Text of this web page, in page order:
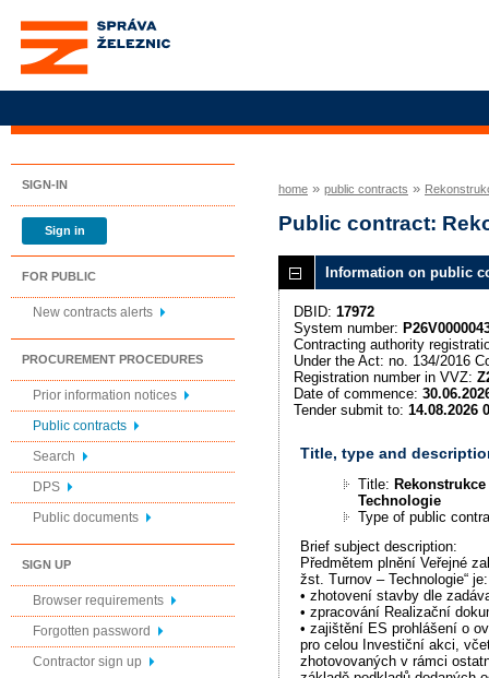
Správa železnic, státní
organizace
SIGN-IN
Sign in
FOR PUBLIC
New contracts alerts
PROCUREMENT PROCEDURES
Prior information notices
Public contracts
Search
DPS
Public documents
SIGN UP
Browser requirements
Forgotten password
Contractor sign up
home » public contracts »
Public contract:
Information on public
DBID: 17972
System number:
Contracting authority
Under the Act: no. 134/2016
Registration number in VVZ:
Date of commence:
Tender submit to: 14.08.2026
Title, type and
Title:
Technologie
Type of public
Brief subject description:
Předmětem plnění Veřejné
žst. Turnov – Technologie“ je:
• zhotovení stavby dle
• zpracování Realizační
• zajištění ES prohlášení o
pro celou Investiční akci,
zhotovovaných v rámci